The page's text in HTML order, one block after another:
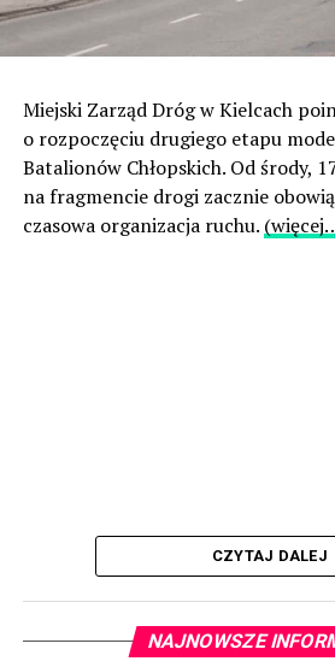
Miejski Zarząd Dróg w Kielcach
o rozpoczęciu drugiego etapu
Batalionów Chłopskich. Od środy,
na fragmencie drogi zacznie
czasowa organizacja ruchu.
CZYTAJ DALEJ
NAJNOWSZE